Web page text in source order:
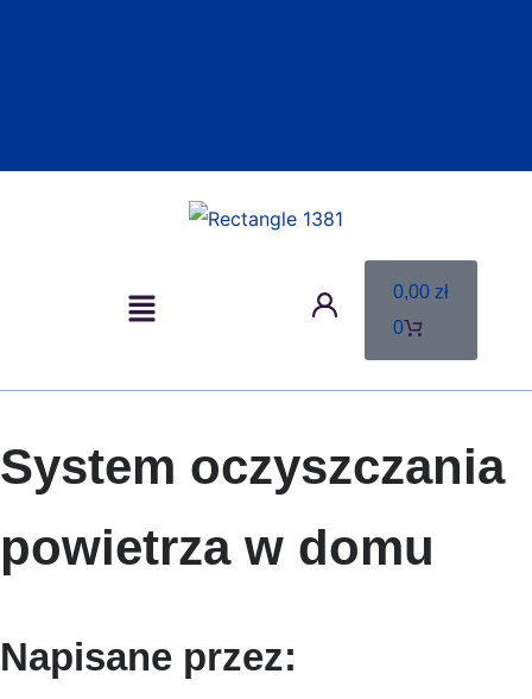
0,00 zł
0
System oczyszczania
powietrza w domu
Napisane przez: